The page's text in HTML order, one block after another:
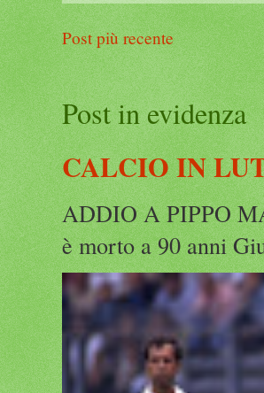
Post più recente
Post in evidenza
CALCIO IN
ADDIO A PIPPO
è morto a 90 anni